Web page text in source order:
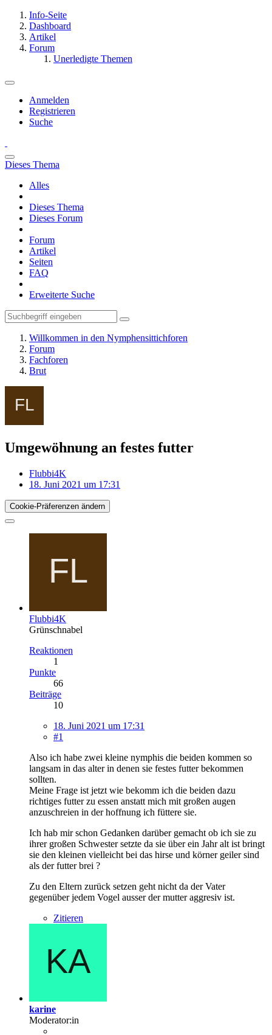
Info-Seite
Dashboard
Artikel
Forum
Unerledigte Themen
Anmelden
Registrieren
Suche
Dieses Thema
Alles
Dieses Thema
Dieses Forum
Forum
Artikel
Seiten
FAQ
Erweiterte Suche
Willkommen in den Nymphensittichforen
Forum
Fachforen
Brut
Umgewöhnung an festes futter
Flubbi4K
18. Juni 2021 um 17:31
Cookie-Präferenzen ändern
Flubbi4K
Grünschnabel
Reaktionen
1
Punkte
66
Beiträge
10
18. Juni 2021 um 17:31
#1
Also ich habe zwei kleine nymphis die beiden kommen so
langsam in das alter in denen sie festes futter bekommen
sollten.
Meine Frage ist jetzt wie bekomm ich die beiden dazu
richtiges futter zu essen anstatt mich mit großen augen
anzuschreien in der hoffnung ich füttere sie.
Ich hab mir schon Gedanken darüber gemacht ob ich sie zu
ihrer großen Schwester setzte da sie über ein Jahr alt ist bringt
sie den kleinen vielleicht bei das hirse und körner geiler sind
als der futter brei ?
Zu den Eltern zurück setzen geht nicht da der Vater
gegenüber jedem Vogel ausser der mutter aggresiv ist.
Zitieren
karine
Moderator:in